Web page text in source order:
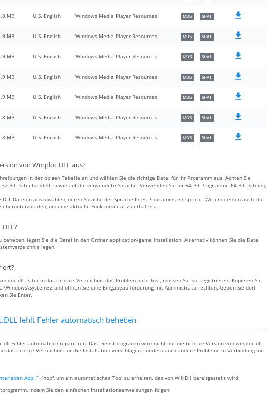
MB U.S. English Windows Media Player Resources MD5 SHA1
MB U.S. English Windows Media Player Resources MD5 SHA1
MB U.S. English Windows Media Player Resources MD5 SHA1
MB U.S. English Windows Media Player Resources MD5 SHA1
MB U.S. English Windows Media Player Resources MD5 SHA1
MB U.S. English Windows Media Player Resources MD5 SHA1
MB U.S. English Windows Media Player Resources MD5 SHA1
von Wmploc.DLL aus?
in der obigen Tabelle an und wählen Sie die richtige Datei für Ihr Programm aus. Achten Sie
Bit-Datei handelt, sowie auf die verwendete Sprache. Verwenden Sie für 64-Bit-Programme 64-Bit-Dateien,
Dateien auszuwählen, deren Sprache der Sprache Ihres Programms entspricht. Wir empfehlen auch, die
herunterzuladen, um eine aktuelle Funktionalität zu erhalten.
beheben, legen Sie die Datei in den Ordner application/game installation. Alternativ können Sie die Datei
legen.
Datei in das richtige Verzeichnis das Problem nicht löst, müssen Sie sie registrieren. Kopieren Sie
und öffnen Sie eine Eingabeaufforderung mit Administratorrechten. Geben Sie dort
Sie Enter.
fehlt Fehler automatisch beheben
Fehler automatisch reparieren. Das Dienstprogramm wird nicht nur die richtige Version von wmploc.dll
das richtige Verzeichnis für die Installation vorschlagen, sondern auch andere Probleme in Verbindung mit
App. ” Knopf, um ein automatisches Tool zu erhalten, das von WikiDll bereitgestellt wird.
indem Sie den einfachen Installationsanweisungen folgen.